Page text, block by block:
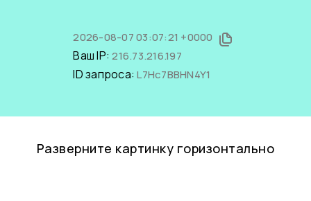
2026-08-07 03:07:21 +0000
Ваш IP:216.73.216.197
ID запроса:L7Hc7BBHN4Y1
Разверните картинку горизонтально